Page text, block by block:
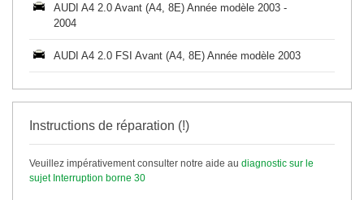
AUDI A4 2.0 Avant (A4, 8E) Année modèle 2003 -
2004
AUDI A4 2.0 FSI Avant (A4, 8E) Année modèle 2003
Instructions de réparation (!)
Veuillez impérativement consulter notre aide au diagnostic sur le
sujet Interruption borne 30